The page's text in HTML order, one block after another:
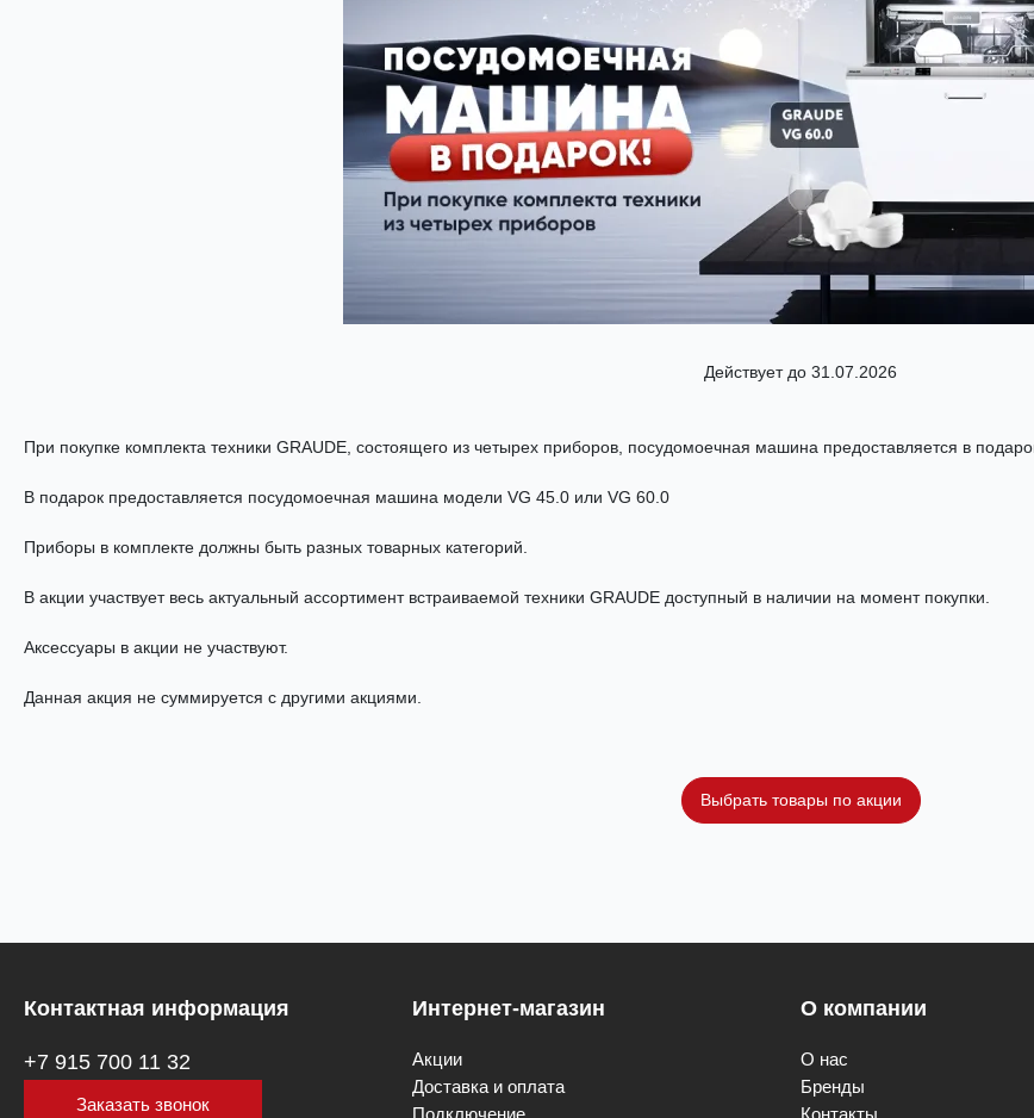
Действует до 31.07.2026
При покупке комплекта техники GRAUDE, состоящего из четырех приборов, посудомоечная машина предоставляется в
В подарок предоставляется посудомоечная машина модели VG 45.0 или VG 60.0
Приборы в комплекте должны быть разных товарных категорий.
В акции участвует весь актуальный ассортимент встраиваемой техники GRAUDE доступный в наличии на момент покупки.
Аксессуары в акции не участвуют.
Данная акция не суммируется с другими акциями.
Выбрать товары по акции
Контактная информация
+7 915 700 11 32
Заказать звонок
Интернет-магазин
Акции
Доставка и оплата
Подключение
О компании
О нас
Бренды
Контакты